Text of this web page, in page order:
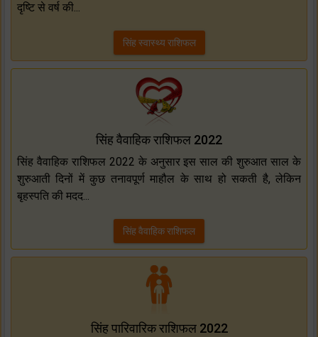
दृष्टि से वर्ष की...
सिंह स्वास्थ्य राशिफल
सिंह वैवाहिक राशिफल 2022
सिंह वैवाहिक राशिफल 2022 के अनुसार इस साल की शुरुआत साल के
शुरुआती दिनों में कुछ तनावपूर्ण माहौल के साथ हो सकती है, लेकिन
बृहस्पति की मदद...
सिंह वैवाहिक राशिफल
सिंह पारिवारिक राशिफल 2022